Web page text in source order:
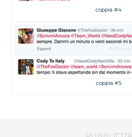
coppia #4
coppia #5